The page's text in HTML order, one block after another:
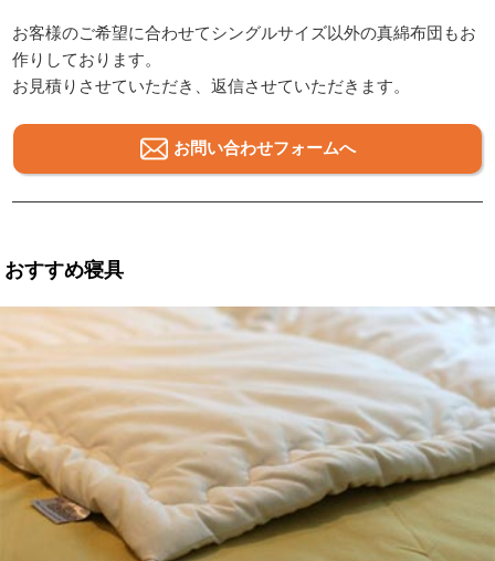
お客様のご希望に合わせてシングルサイズ以外の真綿布団もお
作りしております。
お見積りさせていただき、返信させていただきます。
お問い合わせフォームへ
おすすめ寝具